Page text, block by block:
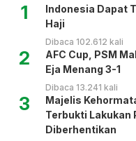
1
Indonesia Dapat
Haji
Dibaca 102.612 kali
2
AFC Cup, PSM
Eja Menang 3-1
Dibaca 13.241 kali
3
Majelis
Terbukti Lakukan
Diberhentikan